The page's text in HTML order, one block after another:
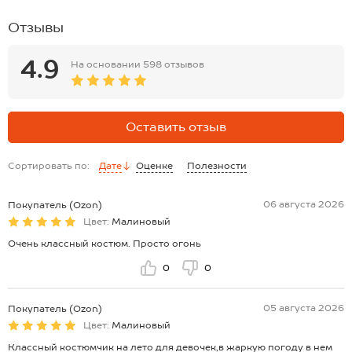
Отзывы
4.9 На основании 598 отзывов
Оставить отзыв
Сортировать по: Дате Оценке Полезности
Покупатель (Ozon)
06 августа 2026
Цвет: Малиновый
Очень классный костюм. Просто огонь
0 0
Покупатель (Ozon)
05 августа 2026
Цвет: Малиновый
Классный костюмчик на лето для девочек,в жаркую погоду в нем